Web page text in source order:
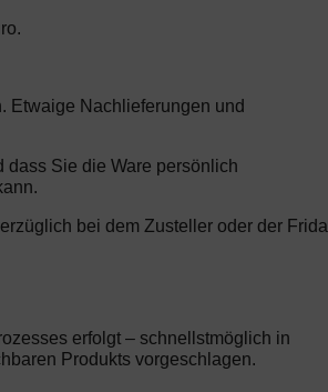
Etwaige Nachlieferungen und
dass Sie die Ware persönlich
bei dem Zusteller oder der Frida
erfolgt – schnellstmöglich in
Produkts vorgeschlagen.